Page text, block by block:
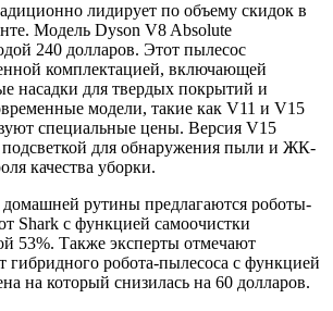
лидирует по объему скидок в
Модель Dyson V8 Absolute
240 долларов. Этот пылесос
комплектацией, включающей
насадки для твердых покрытий и
модели, такие как V11 и V15
специальные цены. Версия V15
подсветкой для обнаружения пыли и ЖК-
качества уборки.
домашней рутины предлагаются роботы-
Shark с функцией самоочистки
53%. Также эксперты отмечают
робота-пылесоса с функцией
на который снизилась на 60 долларов.